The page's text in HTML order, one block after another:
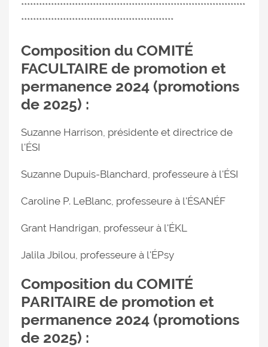
***************************************************************************
***************************************************
Composition du COMITÉ
FACULTAIRE de promotion et
permanence 2024 (promotions
de 2025) :
Suzanne Harrison, présidente et directrice de
l'ÉSI
Suzanne Dupuis-Blanchard, professeure à l'ÉSI
Caroline P. LeBlanc, professeure à l'ÉSANÉF
Grant Handrigan, professeur à l'ÉKL
Jalila Jbilou, professeure à l'ÉPsy
Composition du COMITÉ
PARITAIRE de promotion et
permanence 2024 (promotions
de 2025) :